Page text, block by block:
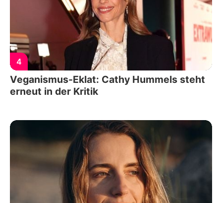
4
Veganismus-Eklat: Cathy Hummels steht
erneut in der Kritik